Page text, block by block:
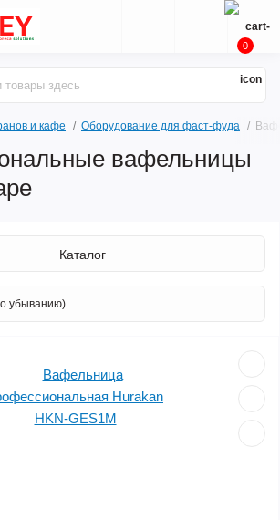
0
и кафе Оборудование для фаст-фуда
вафельницы
Каталог